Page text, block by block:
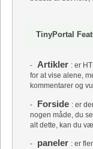
TinyPortal
- Artikler : er
for at vise alene,
kommentarer og
- Forside : er
nogen måde, du
alt dette, kan du
- paneler : er